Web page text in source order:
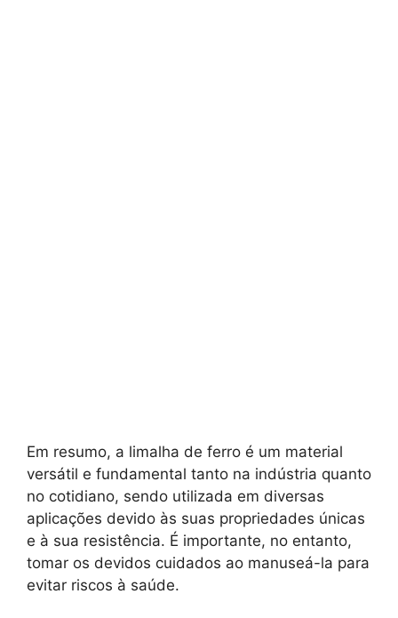
Em resumo, a limalha de ferro é um material
versátil e fundamental tanto na indústria quanto
no cotidiano, sendo utilizada em diversas
aplicações devido às suas propriedades únicas
e à sua resistência. É importante, no entanto,
tomar os devidos cuidados ao manuseá-la para
evitar riscos à saúde.